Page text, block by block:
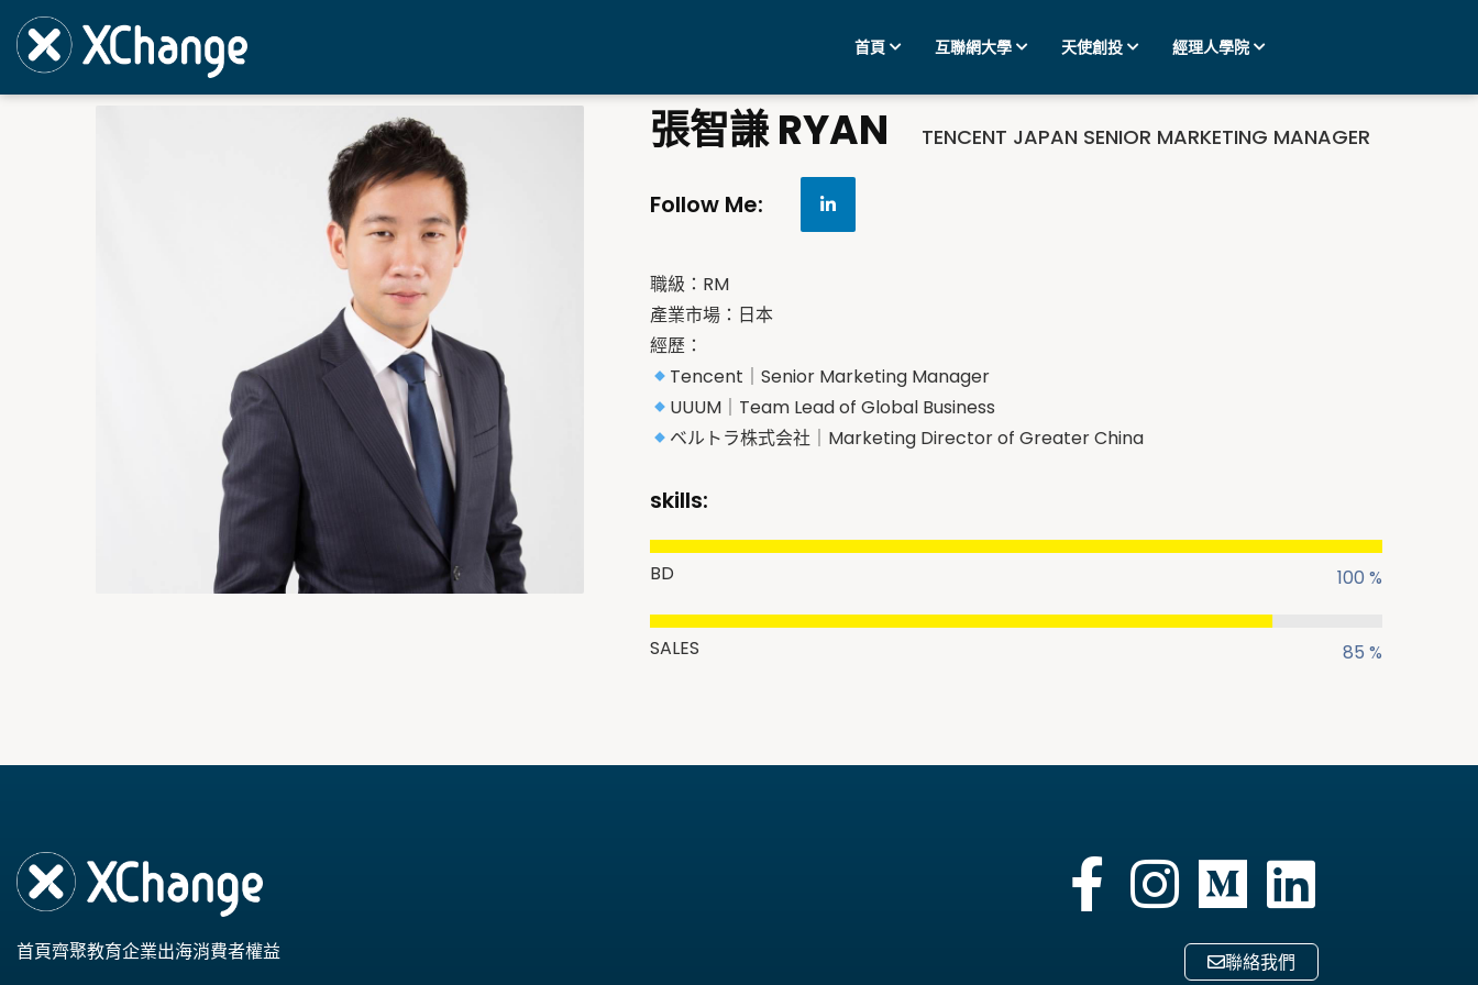
首頁 互聯網大學 天使創投 經理人學院
張智謙 RYAN TENCENT JAPAN SENIOR MARKETING MANAGER
Follow Me:
職級：RM
產業市場：日本
經歷：
Tencent｜Senior Marketing Manager
UUUM｜Team Lead of Global Business
ベルトラ株式会社｜Marketing Director of Greater China
skills:
100 %
BD
85 %
SALES
首頁齊聚教育企業出海消費者權益 聯絡我們